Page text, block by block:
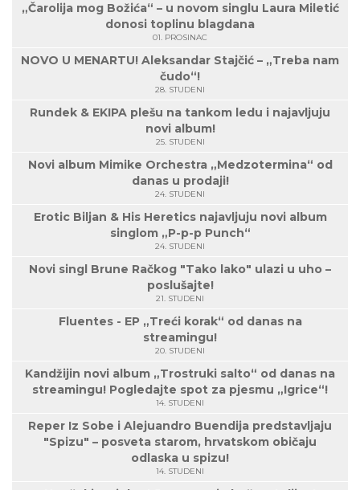
„Čarolija mog Božića“ – u novom singlu Laura Miletić
donosi toplinu blagdana
01. PROSINAC
NOVO U MENARTU! Aleksandar Stajčić – „Treba nam
čudo“!
28. STUDENI
Rundek & EKIPA plešu na tankom ledu i najavljuju
novi album!
25. STUDENI
Novi album Mimike Orchestra „Medzotermina“ od
danas u prodaji!
24. STUDENI
Erotic Biljan & His Heretics najavljuju novi album
singlom „P-p-p Punch“
24. STUDENI
Novi singl Brune Račkog "Tako lako" ulazi u uho –
poslušajte!
21. STUDENI
Fluentes - EP „Treći korak“ od danas na
streamingu!
20. STUDENI
Kandžijin novi album „Trostruki salto“ od danas na
streamingu! Pogledajte spot za pjesmu „Igrice“!
14. STUDENI
Reper Iz Sobe i Alejuandro Buendija predstavljaju
"Spizu" – posveta starom, hrvatskom običaju
odlaska u spizu!
14. STUDENI